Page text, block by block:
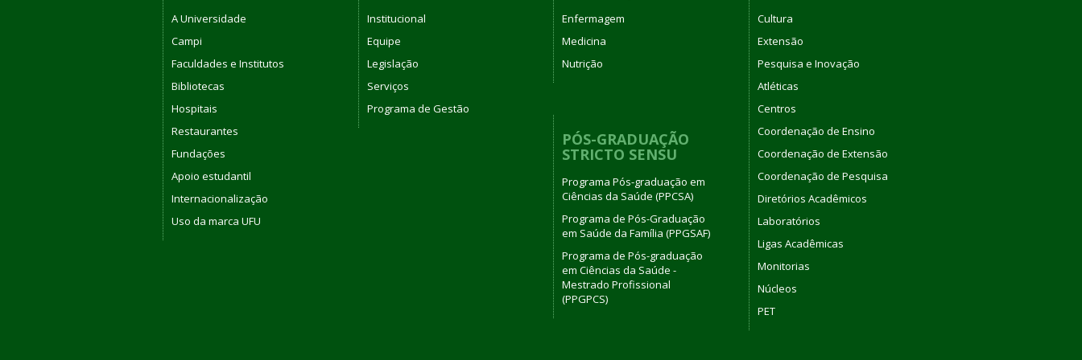
A Universidade
Campi
Faculdades e Institutos
Bibliotecas
Hospitais
Restaurantes
Fundações
Apoio estudantil
Internacionalização
Uso da marca UFU
Institucional
Equipe
Legislação
Serviços
Programa de Gestão
Enfermagem
Medicina
Nutrição
PÓS-GRADUAÇÃO
STRICTO SENSU
Programa Pós-graduação em
Ciências da Saúde (PPCSA)
Programa de Pós-Graduação
em Saúde da Família (PPGSAF)
Programa de Pós-graduação
em Ciências da Saúde -
Mestrado Profissional
(PPGPCS)
Cultura
Extensão
Pesquisa e Inovação
Atléticas
Centros
Coordenação de Ensino
Coordenação de Extensão
Coordenação de Pesquisa
Diretórios Acadêmicos
Laboratórios
Ligas Acadêmicas
Monitorias
Núcleos
PET